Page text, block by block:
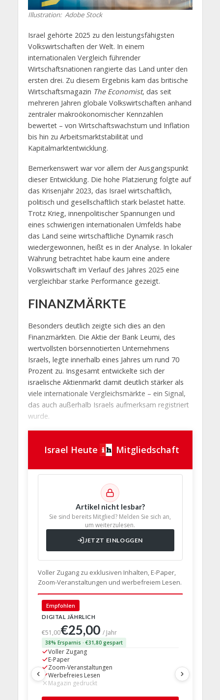
Illustration: Adobe Stock
Israel gehörte 2025 zu den leistungsfähigsten
Volkswirtschaften der Welt. In einem
internationalen Vergleich führender
Wirtschaftsnationen rangierte das Land unter den
ersten drei. Zu diesem Ergebnis kam das britische
Wirtschaftsmagazin The Economist, das seit
mehreren Jahren globale Volkswirtschaften anhand
zentraler makroökonomischer Kennzahlen
bewertet – von Wirtschaftswachstum und Inflation
bis hin zu Arbeitsmarktstabilität und
Kapitalmarktentwicklung.
Bemerkenswert war vor allem der Ausgangspunkt
dieser Entwicklung. Die hohe Platzierung folgte auf
das Krisenjahr 2023, das Israel wirtschaftlich,
politisch und gesellschaftlich stark belastet hatte.
Trotz Krieg, innenpolitischer Spannungen und
eines schwierigen internationalen Umfelds habe
das Land seine wirtschaftliche Dynamik rasch
wiedergewonnen, heißt es in der Analyse. In lokaler
Währung betrachtet habe kaum eine andere
Volkswirtschaft im Verlauf des Jahres 2025 eine
vergleichbar starke Performance gezeigt.
FINANZMÄRKTE
Besonders deutlich zeigte sich dies an den
Finanzmärkten. Die Aktie der Bank Leumi, des
wertvollsten börsennotierten Unternehmens
Israels, legte innerhalb eines Jahres um rund 70
Prozent zu. Insgesamt entwickelte sich der
israelische Aktienmarkt damit deutlich stärker als
viele internationale Vergleichsmärkte – ein Signal,
das auch außerhalb Israels aufmerksam registriert
wurde.
Israel Heute Mitgliedschaft
Artikel nicht lesbar?
Sie sind bereits Mitglied? Melden Sie sich an,
um weiterzulesen.
JETZT EINLOGGEN
Voller Zugang zu exklusiven Inhalten, E-Paper,
Zoom-Veranstaltungen und werbefreiem Lesen.
Empfohlen
DIGITAL JÄHRLICH
€51,00€25,00/ Jahr
38% Ersparnis · €31,80 gespart
Voller Zugang
E-Paper
Zoom-Veranstaltungen
Werbefreies Lesen
Magazin gedruckt